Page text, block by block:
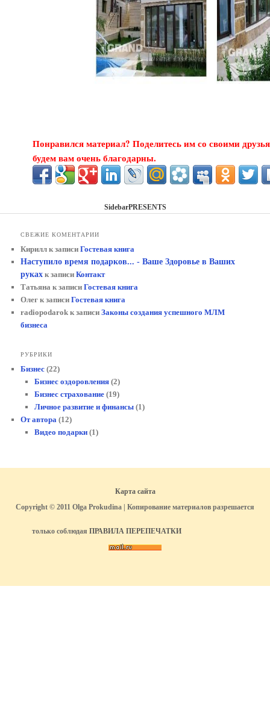
Понравился материал? Поделитесь им со своими
будем вам очень благодарны.
SidebarPRESENTS
СВЕЖИЕ КОМЕНТАРИИ
Кирилл к записиГостевая книга
Наступило время подарков... - Ваше Здоровье в Ваших
руках к записиКонтакт
Татьяна к записиГостевая книга
Олег к записиГостевая книга
radiopodarok к записиЗаконы создания успешного МЛМ
бизнеса
РУБРИКИ
Бизнес (22)
Бизнес оздоровления(2)
Бизнес страхование(19)
Личное развитие и финансы(1)
От автора (12)
Видео подарки(1)
Карта сайта
Copyright © 2011 Olga Prokudina | Копирование материалов разрешается
только соблюдая ПРАВИЛА ПЕРЕПЕЧАТКИ